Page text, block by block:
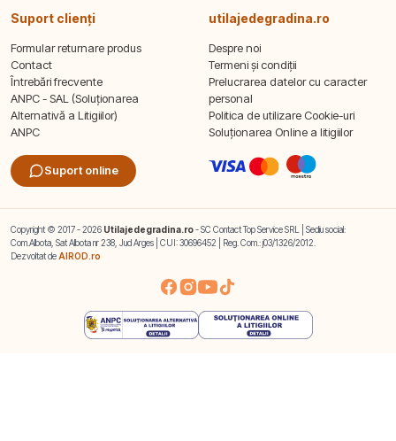
Suport clienți
Formular returnare produs
Contact
Întrebări frecvente
ANPC - SAL (Soluționarea
Alternativă a Litigiilor)
ANPC
Suport online
utilajedegradina.ro
Despre noi
Termeni și condiții
Prelucrarea datelor cu caracter
personal
Politica de utilizare Cookie-uri
Soluționarea Online a litigiilor
Copyright © 2017 - 2026 Utilajedegradina.ro- SC Contact Top Service SRL | Sediu social:
Com.Albota, Sat Albota nr 238, Jud Arges | CUI: 30696452 | Reg. Com.: j03/1326/2012.
Dezvoltat de AIROD.ro